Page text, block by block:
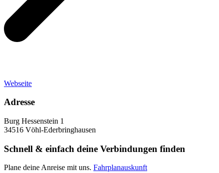
Webseite
Adresse
Burg Hessenstein 1
34516 Vöhl-Ederbringhausen
Schnell & einfach deine Verbindungen finden
Plane deine Anreise mit uns. Fahrplanauskunft